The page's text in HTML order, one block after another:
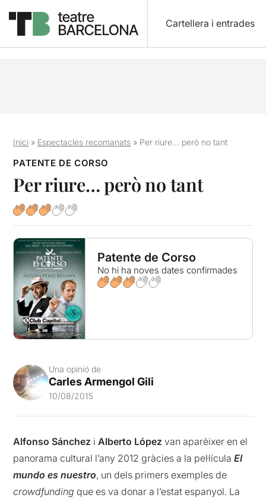
Cartellera i entrades
Inici » Espectacles recomanats » Per riure… però no tant
PATENTE DE CORSO
Per riure… però no tant
Patente de Corso
No hi ha noves dates confirmades
Una opinió de
Carles Armengol Gili
10/08/2015
Alfonso Sánchez iAlberto López van aparèixer en el
panorama cultural l’any 2012 gràcies a la pel·lículaEl
mundo es nuestro, un dels primers exemples de
crowdfunding que es va donar a l’estat espanyol. La